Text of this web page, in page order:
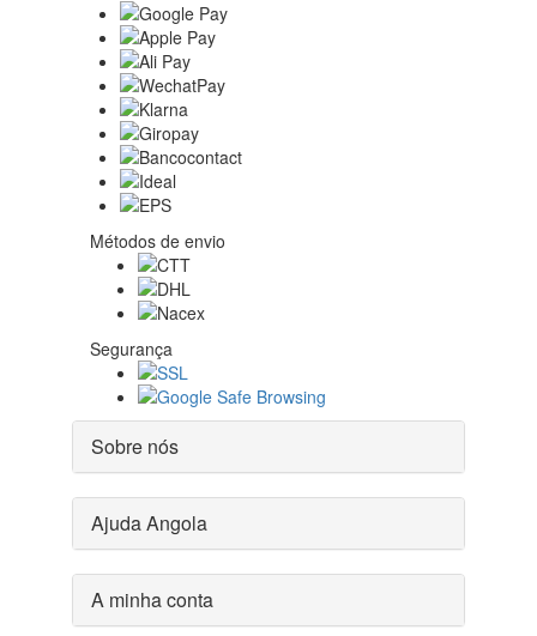
Métodos de envio
Segurança
Sobre nós
Ajuda Angola
A minha conta